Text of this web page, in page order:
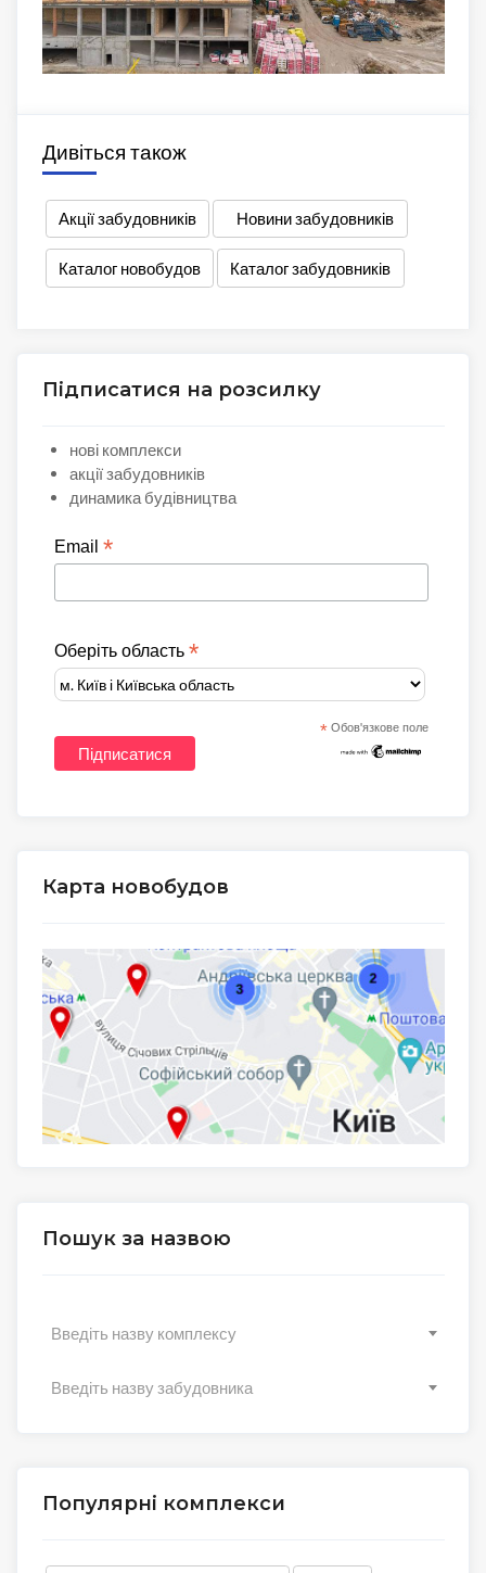
Дивіться також
Акції забудовників Новини забудовників
Каталог новобудов Каталог забудовників
Підписатися на розсилку
нові комплекси
акції забудовників
динамика будівництва
Email *
Оберіть область *
* Обов'язкове поле
Карта новобудов
Пошук за назвою
Введіть назву комплексу
Введіть назву забудовника
Популярні комплекси